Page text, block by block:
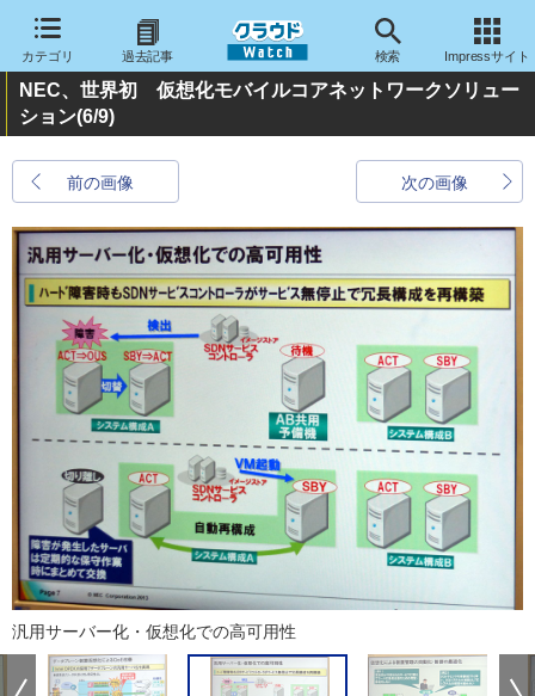
カテゴリ 過去記事 検索 Impressサイト
NEC、世界初 仮想化モバイルコアネットワークソリュー
ション(6/9)
前の画像 次の画像
汎用サーバー化・仮想化での高可用性